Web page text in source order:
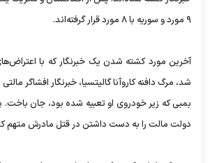
۹ مورد و سوریه با ۸ مورد قرار گرفته‌اند.
آخرین مورد کشته شدن یک خبرنگار که با
شد، مرگ دافنه کاروآنا گالیتسیا، خبرنگار افشاگر
بمبی که زیر خودروی او تعبیه شده بود، جان باخت.
دولت مالت را به دست داشتن در قتل مادرش متهم